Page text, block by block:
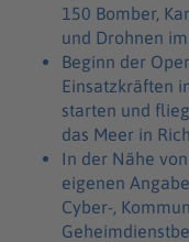
150 Bomber,
und Drohnen
Beginn der
Einsatzkräften
starten und
das Meer in
In der Nähe
eigenen
Cyber-,